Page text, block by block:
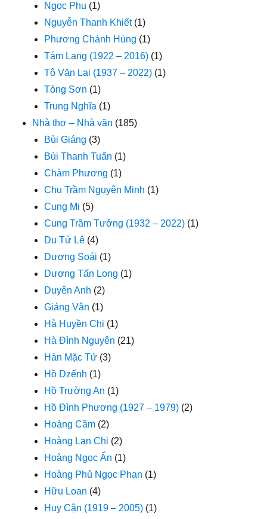
Ngọc Phu (1)
Nguyễn Thanh Khiết(1)
Phương Chánh Hùng (1)
Tám Lang (1922 – 2016) (1)
Tô Văn Lai (1937 – 2022) (1)
Tòng Sơn (1)
Trung Nghĩa (1)
Nhà thơ – Nhà văn (185)
Bùi Giáng (3)
Bùi Thanh Tuấn (1)
Chàm Phương (1)
Chu Trầm Nguyên Minh (1)
Cung Mi (5)
Cung Trầm Tưởng (1932 – 2022) (1)
Du Tử Lê (4)
Dương Soái (1)
Dương Tấn Long (1)
Duyên Anh (2)
Giáng Vân (1)
Hà Huyền Chi (1)
Hà Đình Nguyên (21)
Hàn Mặc Tử (3)
Hồ Dzếnh (1)
Hồ Trường An (1)
Hồ Đình Phương (1927 – 1979) (2)
Hoàng Cầm (2)
Hoàng Lan Chi (2)
Hoàng Ngọc Ẩn (1)
Hoàng Phủ Ngọc Phan (1)
Hữu Loan (4)
Huy Cận (1919 – 2005) (1)